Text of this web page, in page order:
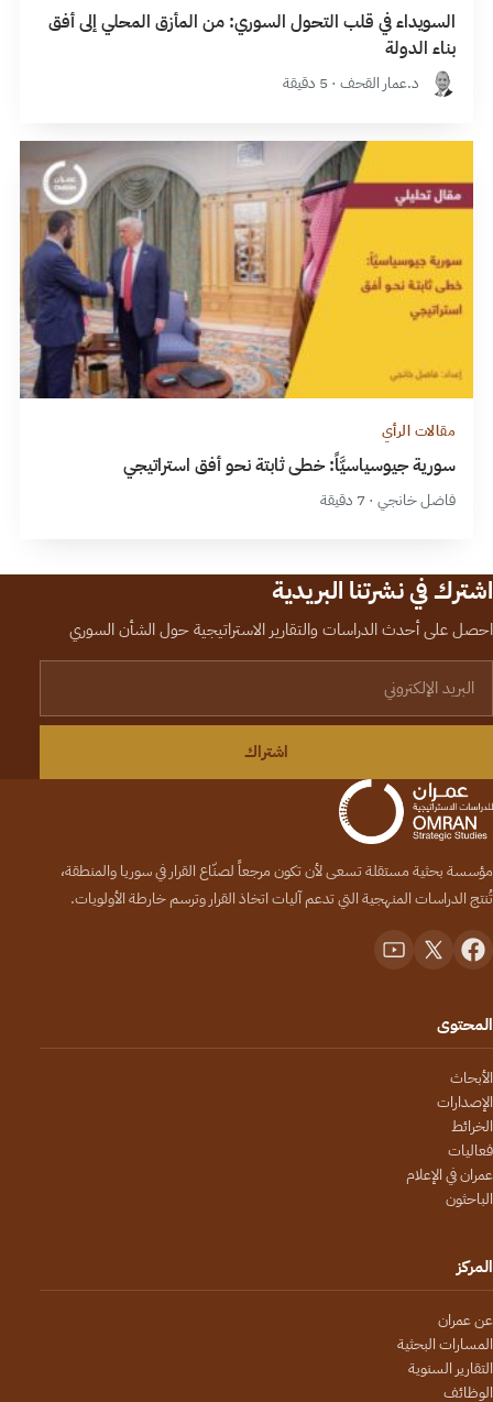
السويداء في قلب التحول السوري: من المأزق المحلي إلى أفق
بناء الدولة
د.عمار القحف · 5 دقيقة
مقالات الرأي
سورية جيوسياسيَّاً: خطى ثابتة نحو أفق استراتيجي
فاضل خانجي · 7 دقيقة
اشترك في نشرتنا البريدية
احصل على أحدث الدراسات والتقارير الاستراتيجية حول الشأن السوري
اشتراك
مؤسسة بحثية مستقلة تسعى لأن تكون مرجعاً لصنّاع القرار في سوريا والمنطقة،
تُنتج الدراسات المنهجية التي تدعم آليات اتخاذ القرار وترسم خارطة الأولويات.
المحتوى
الأبحاث
الإصدارات
الخرائط
فعاليات
عمران في الإعلام
الباحثون
المركز
عن عمران
المسارات البحثية
التقارير السنوية
الوظائف